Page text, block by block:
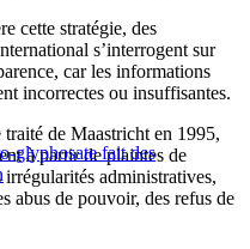
cette stratégie, des
s’interrogent sur
car les informations
incorrectes ou insuffisantes.
glyphosate fait des
de Maastricht en 1995,
à partir de plaintes de
administratives,
abus de pouvoir, des refus de